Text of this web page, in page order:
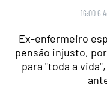
16:00 6
Ex-enfermeiro
pensão injusto,
para "toda a